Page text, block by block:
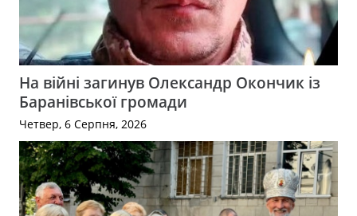
На війні загинув Олександр Окончик із
Баранівської громади
Четвер, 6 Серпня, 2026